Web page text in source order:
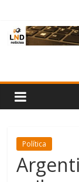
contenido
Política